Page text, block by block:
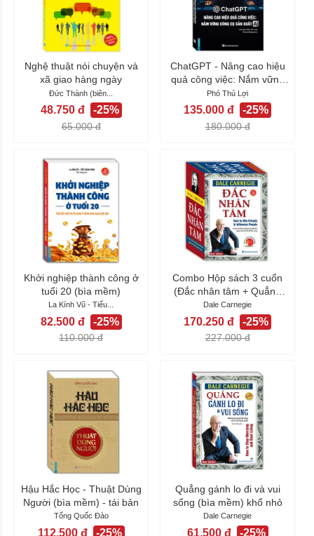
Nghệ thuật nói chuyện và
xã giao hàng ngày
Đức Thành (biên...
48.750 đ -25%
65.000 đ
ChatGPT - Nâng cao hiệu
quả công việc: Nắm vững
công cụ sản...
Phó Thủ Lợi
135.000 đ -25%
180.000 đ
Khởi nghiệp thành công ở
tuổi 20 (bìa mềm)
La Kính Vũ - Tiếu...
82.500 đ -25%
110.000 đ
Combo Hộp sách 3 cuốn
(Đắc nhân tâm + Quẳng
gánh lo đi &...
Dale Carnegie
170.250 đ -25%
227.000 đ
Hậu Hắc Học - Thuật Dùng
Người (bìa mềm) - tái bản
Tống Quốc Đào
112.500 đ -25%
Quẳng gánh lo đi và vui
sống (bìa mềm) khổ nhỏ
Dale Carnegie
61.500 đ -25%